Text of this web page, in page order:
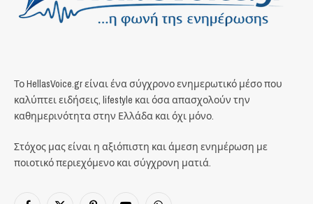
Το HellasVoice.gr είναι ένα σύγχρονο ενημερωτικό μέσο που
καλύπτει ειδήσεις, lifestyle και όσα απασχολούν την
καθημερινότητα στην Ελλάδα και όχι μόνο.
Στόχος μας είναι η αξιόπιστη και άμεση ενημέρωση με
ποιοτικό περιεχόμενο και σύγχρονη ματιά.